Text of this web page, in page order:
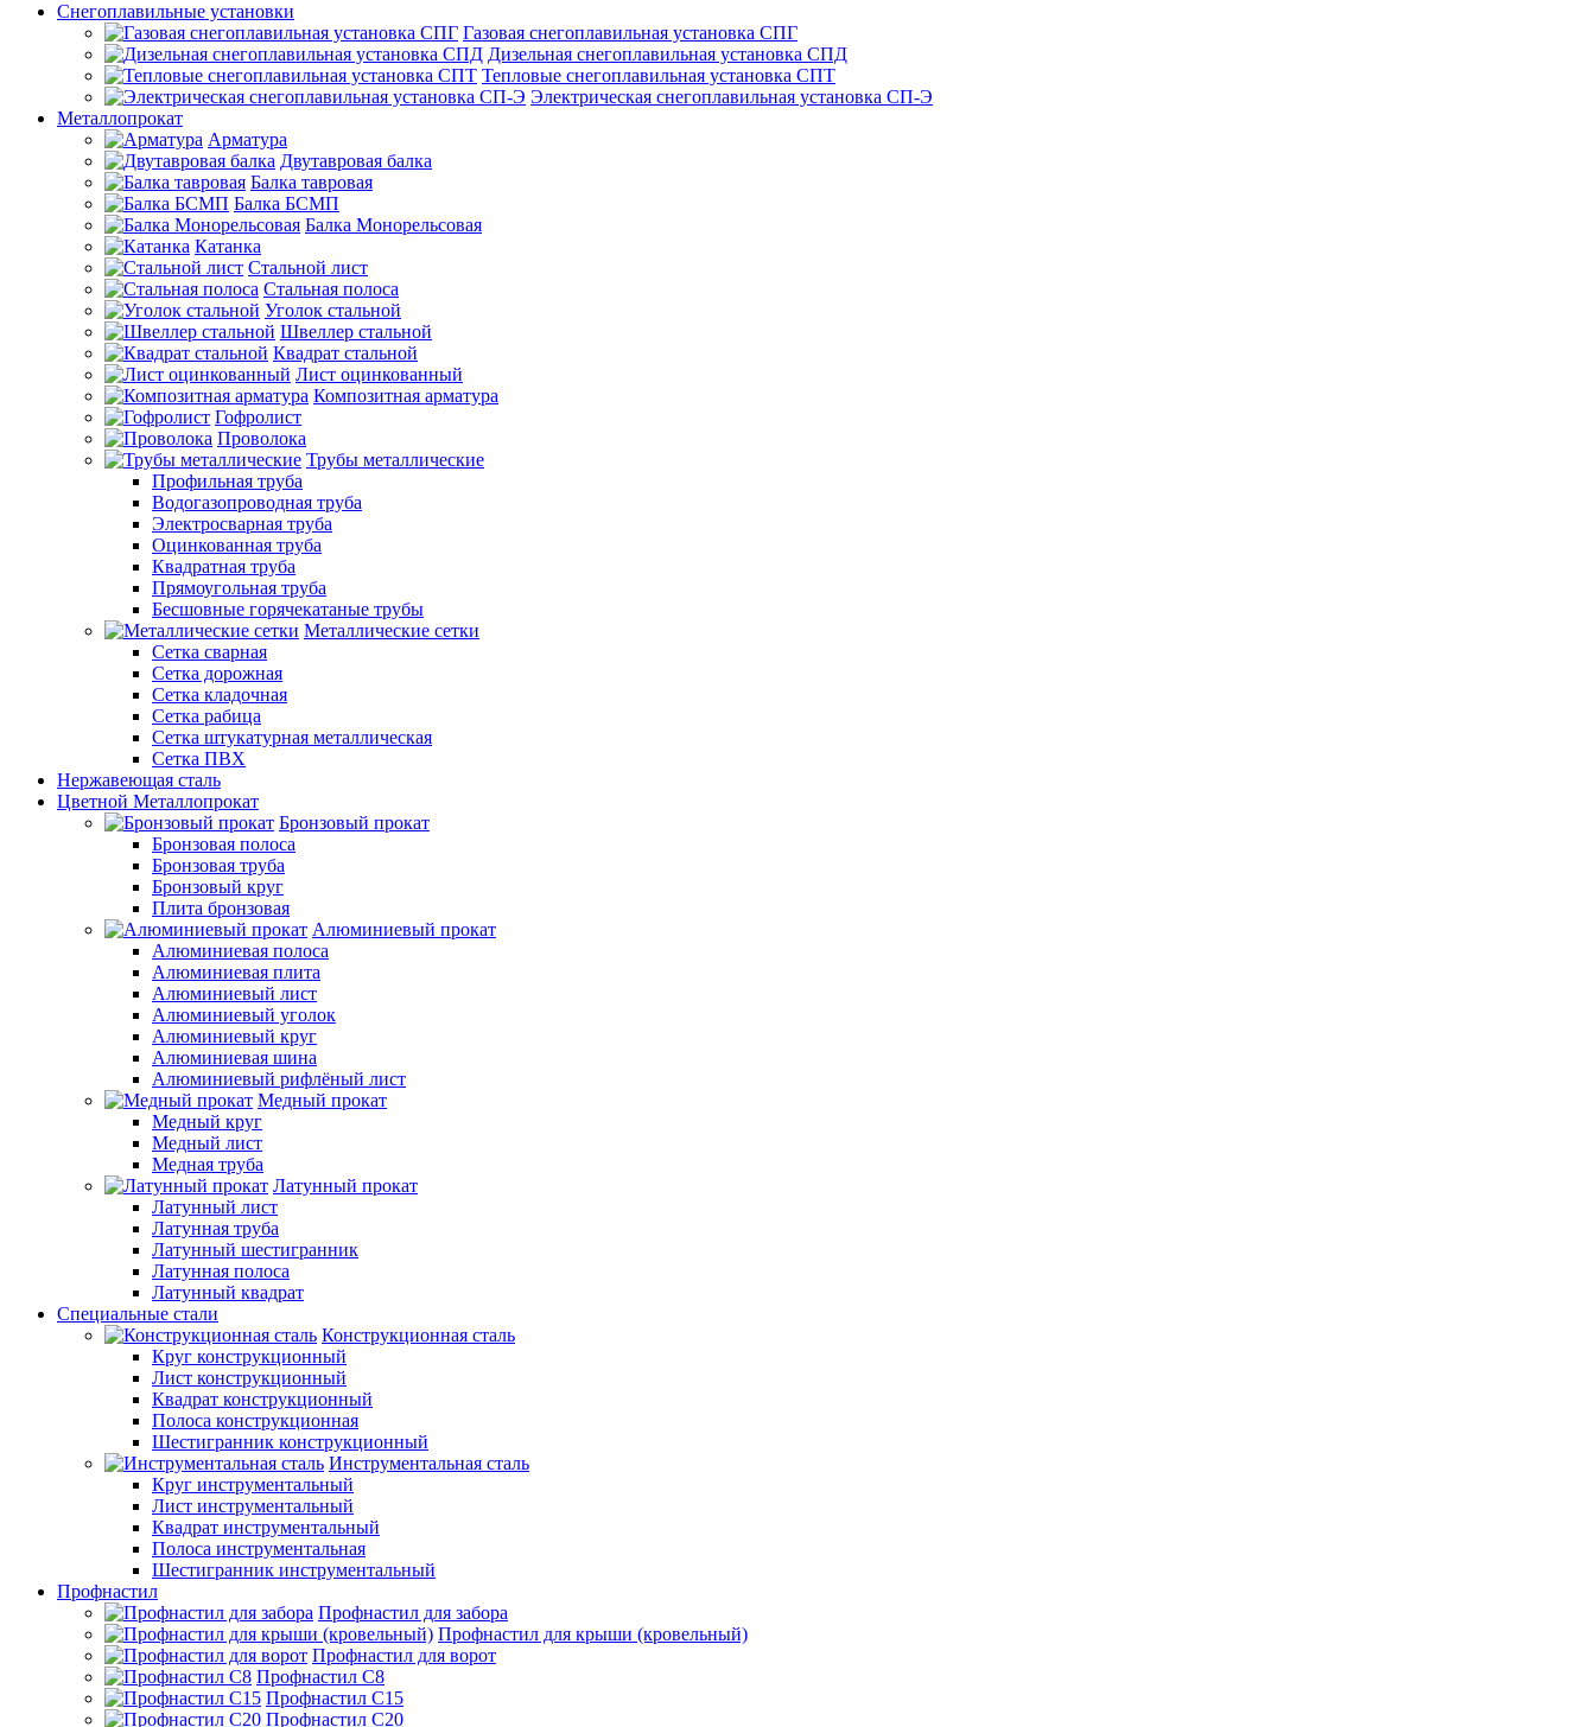
Снегоплавильные установки
Газовая снегоплавильная установка СПГ
Дизельная снегоплавильная установка СПД
Тепловые снегоплавильная установка СПТ
Электрическая снегоплавильная установка СП-Э
Металлопрокат
Арматура
Двутавровая балка
Балка тавровая
Балка БСМП
Балка Монорельсовая
Катанка
Стальной лист
Стальная полоса
Уголок стальной
Швеллер стальной
Квадрат стальной
Лист оцинкованный
Композитная арматура
Гофролист
Проволока
Трубы металлические
Профильная труба
Водогазопроводная труба
Электросварная труба
Оцинкованная труба
Квадратная труба
Прямоугольная труба
Бесшовные горячекатаные трубы
Металлические сетки
Сетка сварная
Сетка дорожная
Сетка кладочная
Сетка рабица
Сетка штукатурная металлическая
Сетка ПВХ
Нержавеющая сталь
Цветной Металлопрокат
Бронзовый прокат
Бронзовая полоса
Бронзовая труба
Бронзовый круг
Плита бронзовая
Алюминиевый прокат
Алюминиевая полоса
Алюминиевая плита
Алюминиевый лист
Алюминиевый уголок
Алюминиевый круг
Алюминиевая шина
Алюминиевый рифлёный лист
Медный прокат
Медный круг
Медный лист
Медная труба
Латунный прокат
Латунный лист
Латунная труба
Латунный шестигранник
Латунная полоса
Латунный квадрат
Специальные стали
Конструкционная сталь
Круг конструкционный
Лист конструкционный
Квадрат конструкционный
Полоса конструкционная
Шестигранник конструкционный
Инструментальная сталь
Круг инструментальный
Лист инструментальный
Квадрат инструментальный
Полоса инструментальная
Шестигранник инструментальный
Профнастил
Профнастил для забора
Профнастил для крыши (кровельный)
Профнастил для ворот
Профнастил С8
Профнастил С15
Профнастил С20